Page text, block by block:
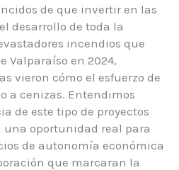
de que invertir en las
desarrollo de toda la
incendios que
Valparaíso en 2024,
vieron cómo el esfuerzo de
a cenizas. Entendimos
de este tipo de proyectos
una oportunidad real para
de autonomía económica
que marcaran la